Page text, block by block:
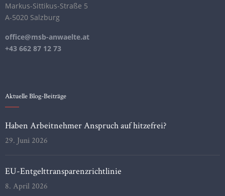
Markus-Sittikus-Straße 5
A-5020 Salzburg
office@msb-anwaelte.at
+43 662 87 12 73
Aktuelle Blog-Beiträge
Haben Arbeitnehmer Anspruch auf hitzefrei?
29. Juni 2026
EU-Entgelttransparenzrichtlinie
8. April 2026